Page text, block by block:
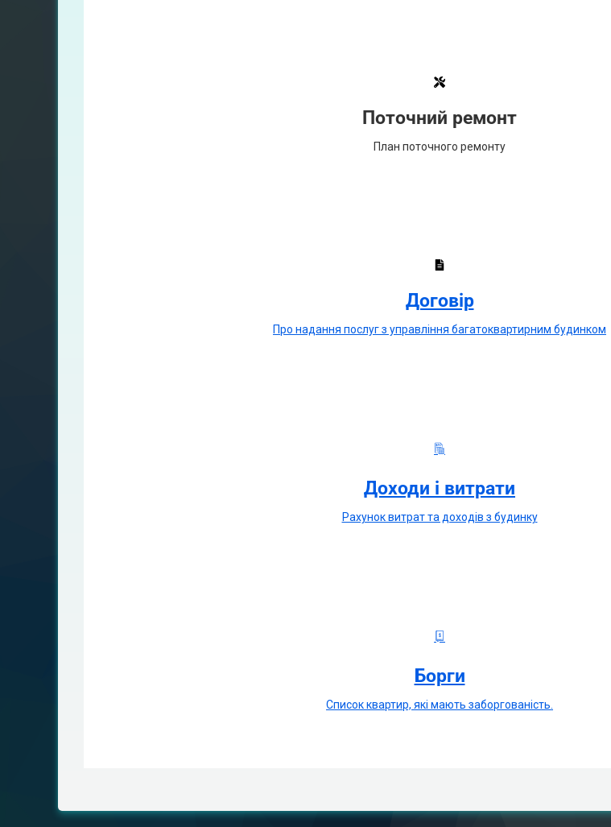
Поточний ремонт
План поточного ремонту
Договір
Про надання послуг з управління багатоквартирним будинком
Доходи і витрати
Рахунок витрат та доходів з будинку
Борги
Список квартир, які мають заборгованість.